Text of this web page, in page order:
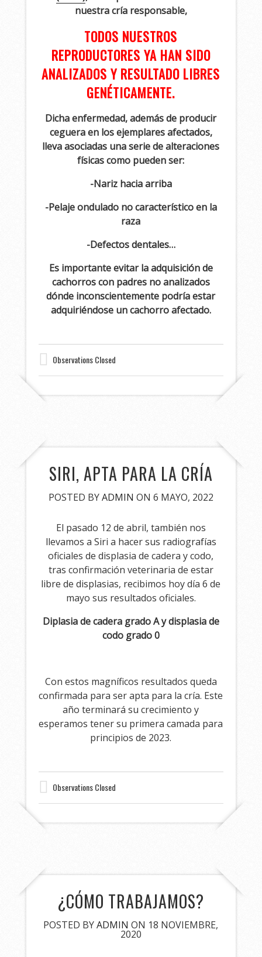
nuestra cría responsable,
TODOS NUESTROS
REPRODUCTORES YA HAN SIDO
ANALIZADOS Y RESULTADO LIBRES
GENÉTICAMENTE.
Dicha enfermedad, además de producir
ceguera en los ejemplares afectados,
lleva asociadas una serie de alteraciones
físicas como pueden ser:
-Nariz hacia arriba
-Pelaje ondulado no característico en la
raza
-Defectos dentales…
Es importante evitar la adquisición de
cachorros con padres no analizados
dónde inconscientemente podría estar
adquiriéndose un cachorro afectado.
Observations Closed
SIRI, APTA PARA LA CRÍA
POSTED BYADMIN ON 6 MAYO, 2022
El pasado 12 de abril, también nos
llevamos a Siri a hacer sus radiografías
oficiales de displasia de cadera y codo,
tras confirmación veterinaria de estar
libre de displasias, recibimos hoy día 6 de
mayo sus resultados oficiales.
Diplasia de cadera grado A y displasia de
codo grado 0
Con estos magníficos resultados queda
confirmada para ser apta para la cría. Este
año terminará su crecimiento y
esperamos tener su primera camada para
principios de 2023.
Observations Closed
¿CÓMO TRABAJAMOS?
POSTED BYADMIN ON 18 NOVIEMBRE,
2020